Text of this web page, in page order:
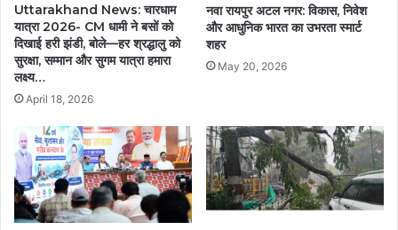
Uttarakhand News: चारधाम
यात्रा 2026- CM धामी ने बसों को
दिखाई हरी झंडी, बोले—हर श्रद्धालु को
सुरक्षा, सम्मान और सुगम यात्रा हमारा
लक्ष्य…
April 18, 2026
नवा रायपुर अटल नगर: विकास, निवेश
और आधुनिक भारत का उभरता स्मार्ट
शहर
May 20, 2026